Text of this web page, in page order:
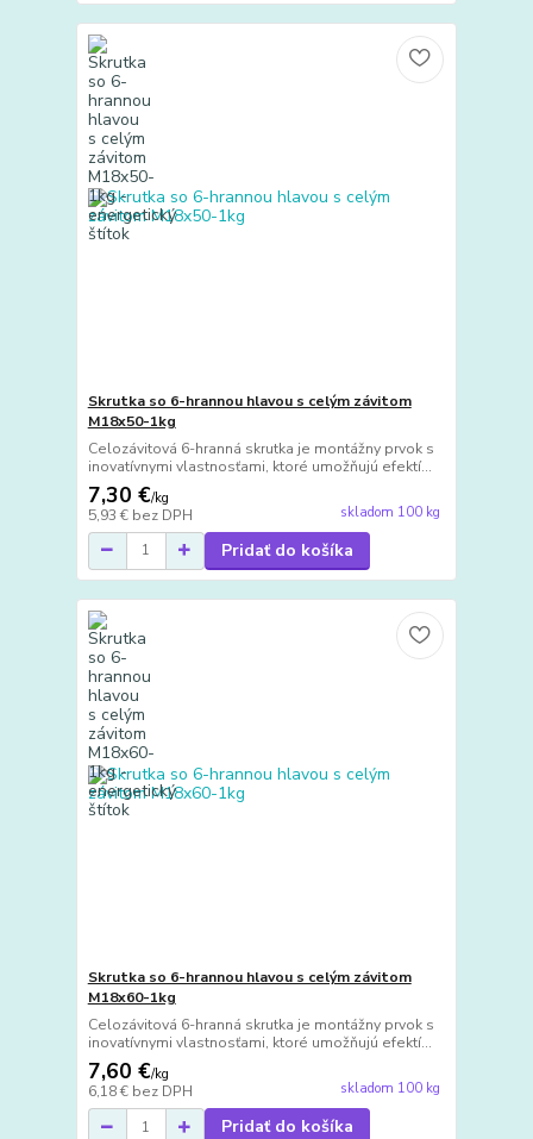
Skrutka so 6-hrannou hlavou s celým závitom
M18x50-1kg
Celozávitová 6-hranná skrutka je montážny prvok s
inovatívnymi vlastnosťami, ktoré umožňujú efektí...
7,30 €/kg
5,93 € bez DPH skladom 100 kg
Pridať do košíka
Skrutka so 6-hrannou hlavou s celým závitom
M18x60-1kg
Celozávitová 6-hranná skrutka je montážny prvok s
inovatívnymi vlastnosťami, ktoré umožňujú efektí...
7,60 €/kg
6,18 € bez DPH skladom 100 kg
Pridať do košíka